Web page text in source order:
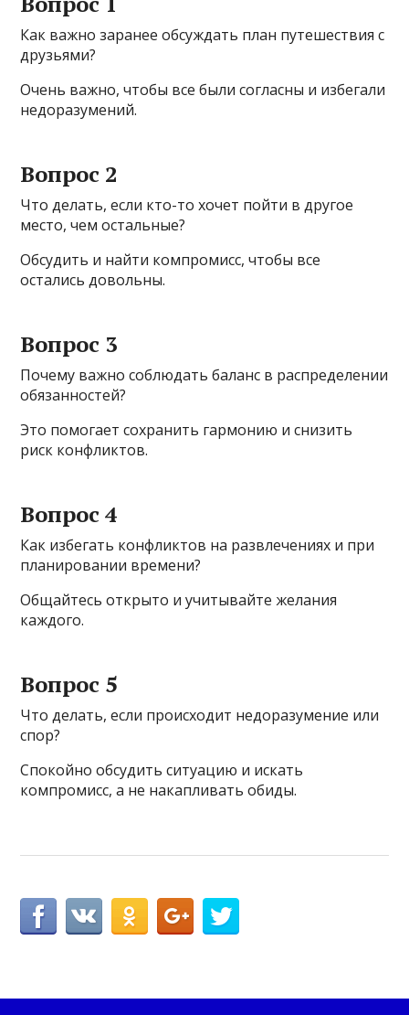
Как важно заранее обсуждать план путешествия с
друзьями?
Очень важно, чтобы все были согласны и избегали
недоразумений.
Вопрос 2
Что делать, если кто-то хочет пойти в другое
место, чем остальные?
Обсудить и найти компромисс, чтобы все
остались довольны.
Вопрос 3
Почему важно соблюдать баланс в распределении
обязанностей?
Это помогает сохранить гармонию и снизить
риск конфликтов.
Вопрос 4
Как избегать конфликтов на развлечениях и при
планировании времени?
Общайтесь открыто и учитывайте желания
каждого.
Вопрос 5
Что делать, если происходит недоразумение или
спор?
Спокойно обсудить ситуацию и искать
компромисс, а не накапливать обиды.